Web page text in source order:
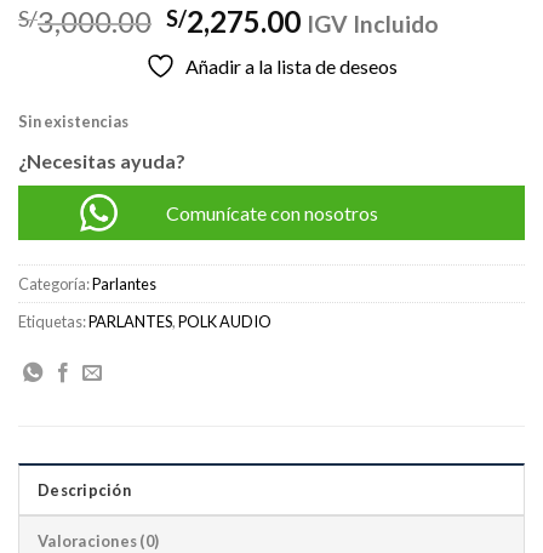
S/3,000.00 El
precio
original
S/2,275.00El
actual
IGV Incluido
Añadir a la lista de deseos
Sin existencias
¿Necesitas ayuda?
Comunícate con nosotros
Categoría:Parlantes
Etiquetas:PARLANTES,POLK AUDIO
Descripción
Valoraciones (0)